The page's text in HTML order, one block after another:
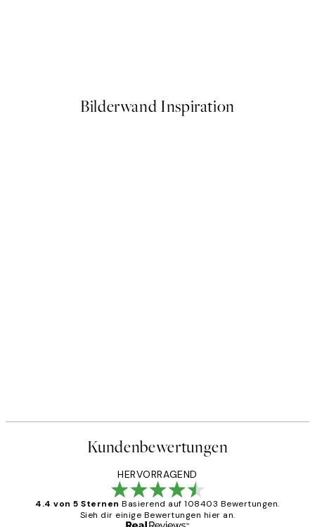
Bilderwand Inspiration
Kundenbewertungen
HERVORRAGEND
4.4 von 5 Sternen Basierend auf 108403 Bewertungen.
Sieh dir einige Bewertungen hier an.